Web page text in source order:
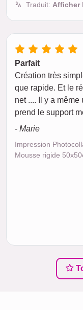
Traduit: Afficher
Parfait
Création très
que rapide. Et le
net .... Il y a
prend le support
- Marie
Impression
Mousse rigide